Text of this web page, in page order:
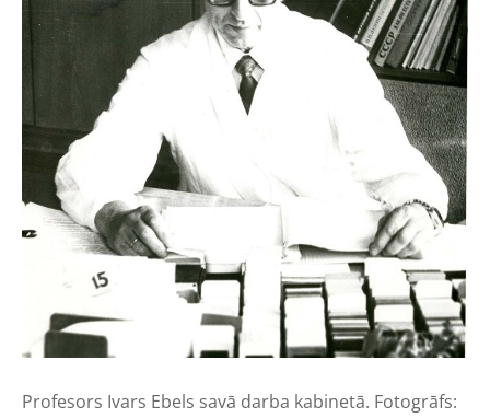
Profesors Ivars Ebels savā darba kabinetā. Fotogrāfs: